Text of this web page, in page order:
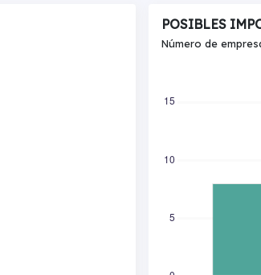
POSIBLES
Número de